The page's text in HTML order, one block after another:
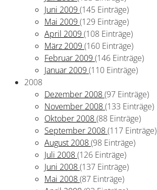
Juni 2009 (145 Einträge)
Mai 2009 (129 Einträge)
April 2009 (108 Einträge)
März 2009 (160 Einträge)
Februar 2009 (146 Einträge)
Januar 2009 (110 Einträge)
2008
Dezember 2008(97 Einträge)
November 2008(133 Einträge)
Oktober 2008(88 Einträge)
September 2008(117 Einträge)
August 2008(98 Einträge)
Juli 2008(126 Einträge)
Juni 2008(137 Einträge)
Mai 2008(87 Einträge)